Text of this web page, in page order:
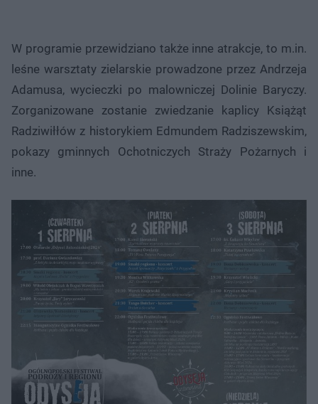
W programie przewidziano także inne atrakcje, to m.in.
leśne warsztaty zielarskie prowadzone przez Andrzeja
Adamusa, wycieczki po malowniczej Dolinie Baryczy.
Zorganizowane zostanie zwiedzanie kaplicy Książąt
Radziwiłłów z historykiem Edmundem Radziszewskim,
pokazy gminnych Ochotniczych Straży Pożarnych i
inne.